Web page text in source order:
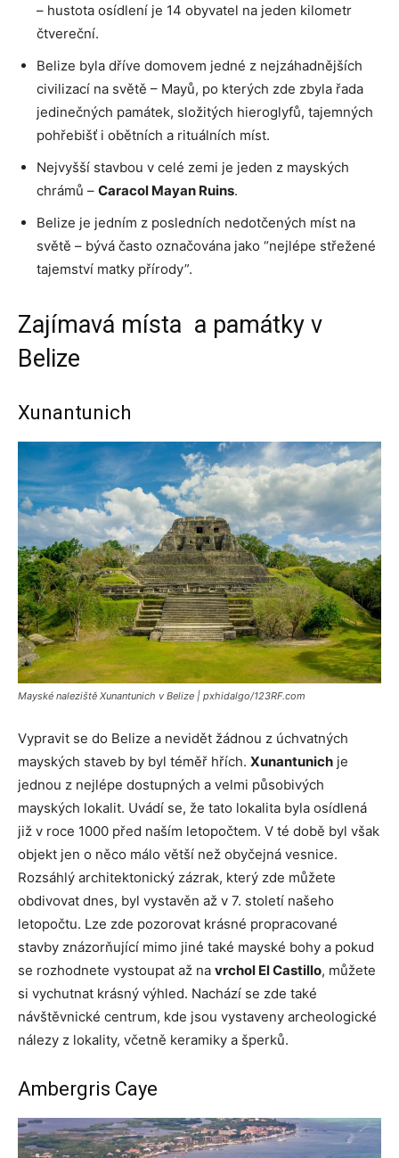
– hustota osídlení je 14 obyvatel na jeden kilometr
čtvereční.
Belize byla dříve domovem jedné z nejzáhadnějších
civilizací na světě – Mayů, po kterých zde zbyla řada
jedinečných památek, složitých hieroglyfů, tajemných
pohřebišť i obětních a rituálních míst.
Nejvyšší stavbou v celé zemi je jeden z mayských
chrámů – Caracol Mayan Ruins.
Belize je jedním z posledních nedotčených míst na
světě – bývá často označována jako “nejlépe střežené
tajemství matky přírody”.
Zajímavá místa a památky v
Belize
Xunantunich
Mayské naleziště Xunantunich v Belize | pxhidalgo/123RF.com
Vypravit se do Belize a nevidět žádnou z úchvatných
mayských staveb by byl téměř hřích. Xunantunich je
jednou z nejlépe dostupných a velmi působivých
mayských lokalit. Uvádí se, že tato lokalita byla osídlená
již v roce 1000 před naším letopočtem. V té době byl však
objekt jen o něco málo větší než obyčejná vesnice.
Rozsáhlý architektonický zázrak, který zde můžete
obdivovat dnes, byl vystavěn až v 7. století našeho
letopočtu. Lze zde pozorovat krásné propracované
stavby znázorňující mimo jiné také mayské bohy a pokud
se rozhodnete vystoupat až na vrchol El Castillo, můžete
si vychutnat krásný výhled. Nachází se zde také
návštěvnické centrum, kde jsou vystaveny archeologické
nálezy z lokality, včetně keramiky a šperků.
Ambergris Caye